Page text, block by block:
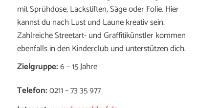
mit Sprühdose, Lackstiften, Säge oder Folie. Hier
kannst du nach Lust und Laune kreativ sein.
Zahlreiche Streetart- und Graffitikünstler kommen
ebenfalls in den Kinderclub und unterstützen dich.
Zielgruppe:6 – 15 Jahre
Telefon:0211 – 73 35 977